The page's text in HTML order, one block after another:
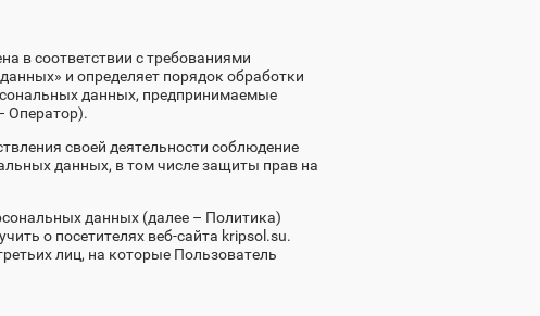
в соответствии с требованиями
и определяет порядок обработки
данных, предпринимаемые
Оператор).
своей деятельности соблюдение
данных, в том числе защиты прав на
данных (далее – Политика)
о посетителях веб-сайта kripsol.su.
лиц, на которые Пользователь